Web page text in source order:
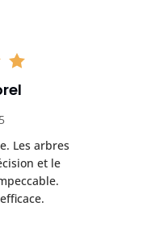
Les arbres
et le